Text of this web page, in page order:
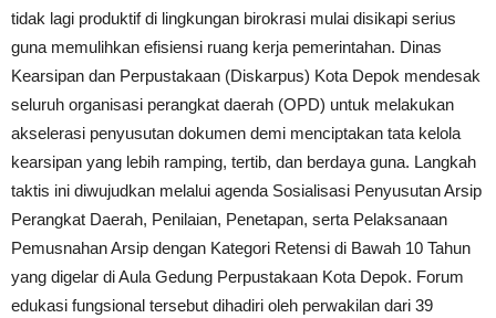
tidak lagi produktif di lingkungan birokrasi mulai disikapi serius
guna memulihkan efisiensi ruang kerja pemerintahan. Dinas
Kearsipan dan Perpustakaan (Diskarpus) Kota Depok mendesak
seluruh organisasi perangkat daerah (OPD) untuk melakukan
akselerasi penyusutan dokumen demi menciptakan tata kelola
kearsipan yang lebih ramping, tertib, dan berdaya guna. Langkah
taktis ini diwujudkan melalui agenda Sosialisasi Penyusutan Arsip
Perangkat Daerah, Penilaian, Penetapan, serta Pelaksanaan
Pemusnahan Arsip dengan Kategori Retensi di Bawah 10 Tahun
yang digelar di Aula Gedung Perpustakaan Kota Depok. Forum
edukasi fungsional tersebut dihadiri oleh perwakilan dari 39